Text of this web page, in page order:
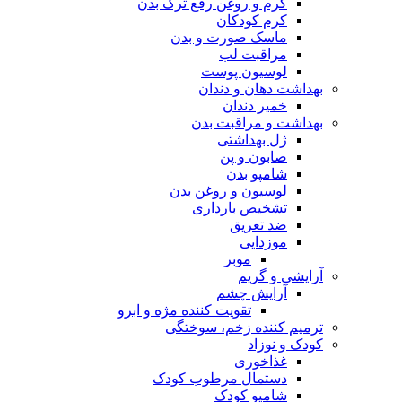
کرم و روغن رفع ترک بدن
کرم کودکان
ماسک صورت و بدن
مراقبت لب
لوسیون پوست
بهداشت دهان و دندان
خمیر دندان
بهداشت و مراقبت بدن
ژل بهداشتی
صابون و پن
شامپو بدن
لوسیون و روغن بدن
تشخیص بارداری
ضد تعریق
موزدایی
موبر
آرایشی و گریم
آرایش چشم
تقویت کننده مژه و ابرو
ترمیم کننده زخم، سوختگی
کودک و نوزاد
غذاخوری
دستمال مرطوب کودک
شامپو کودک